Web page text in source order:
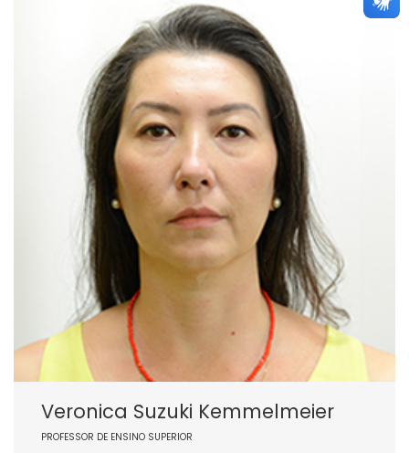
Veronica Suzuki Kemmelmeier
PROFESSOR DE ENSINO SUPERIOR